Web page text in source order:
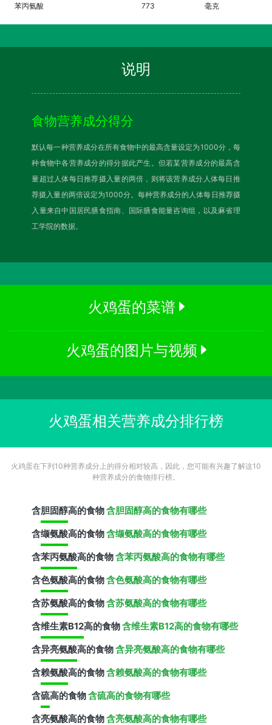
苯丙氨酸 773 毫克
说明
食物营养成分得分
默认每一种营养成分在所有食物中的最高含量设定为1000分，每
种食物中各营养成分的得分据此产生。但若某营养成分的最高含
量超过人体每日推荐摄入量的两倍，则将该营养成分人体每日推
荐摄入量的两倍设定为1000分。每种营养成分的人体每日推荐摄
入量来自中国居民膳食指南、国际膳食能量咨询组，以及麻省理
工学院的数据。
火鸡蛋的菜谱
火鸡蛋的图片与视频
火鸡蛋相关营养成分排行榜
火鸡蛋在下列10种营养成分上的得分相对较高，因此，您可能有兴趣了解这10
种营养成分的食物排行榜。
含胆固醇高的食物含胆固醇高的食物有哪些
含缬氨酸高的食物含缬氨酸高的食物有哪些
含苯丙氨酸高的食物含苯丙氨酸高的食物有哪些
含色氨酸高的食物含色氨酸高的食物有哪些
含苏氨酸高的食物含苏氨酸高的食物有哪些
含维生素B12高的食物含维生素B12高的食物有哪些
含异亮氨酸高的食物含异亮氨酸高的食物有哪些
含赖氨酸高的食物含赖氨酸高的食物有哪些
含硫高的食物含硫高的食物有哪些
含亮氨酸高的食物含亮氨酸高的食物有哪些